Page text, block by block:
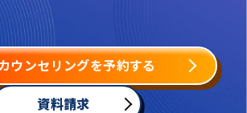
ウンセリングを予約する
資料請求